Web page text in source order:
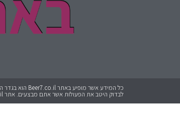
לבדוק היטב את הפעולות אשר אתם מבצעים. אתר Beer7.co.il לא לוקח אחריות על כל פעולה שתבצעו.